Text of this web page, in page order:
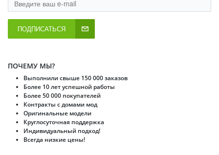
ПОДПИСАТЬСЯ
ПОЧЕМУ МЫ?
Выполнили свыше 150 000 заказов
Более 10 лет успешной работы
Более 50 000 покупателей
Контракты с домами мод
Оригинальные модели
Круглосуточная поддержка
Индивидуальный подход!
Всегда низкие цены!